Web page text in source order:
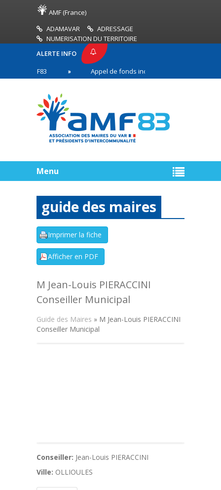
AMF (France)
ADAMAVAR
ADRESSAGE
NUMERISATION DU TERRITOIRE
ALERTE INFO
Appel de fonds incendies de forêt
première ligne
Menu
guide des maires
M Jean-Louis PIERACCINI
Conseiller Municipal
Guide des Maires » M Jean-Louis PIERACCINI
Conseiller Municipal
Conseiller: Jean-Louis PIERACCINI
Ville: OLLIOULES